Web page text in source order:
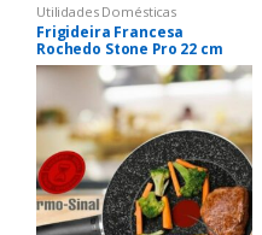
Utilidades Domésticas
Frigideira Francesa
Rochedo Stone Pro 22 cm